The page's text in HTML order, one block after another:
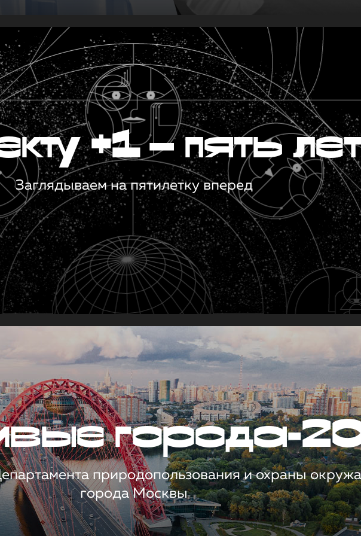
+1 — пять
Заглядываем на пятилетку вперед
города-
природопользования и охраны
города Москвы